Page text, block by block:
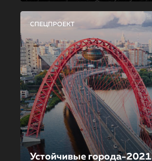
СПЕЦПРОЕКТ
Устойчивые города-2021